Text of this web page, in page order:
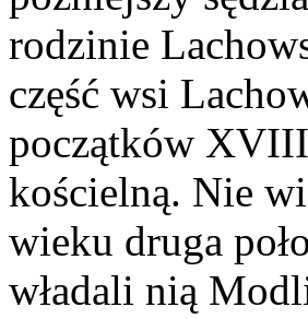
rodzinie
część wsi
początków XVIII
kościelną. Nie
wieku druga
władali nią